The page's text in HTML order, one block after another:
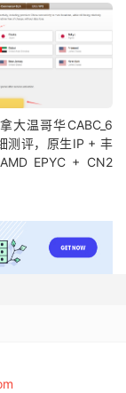
大温哥华CABC_6
测评，原生IP + 丰
EPYC + CN2